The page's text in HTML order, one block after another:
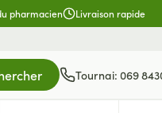
pharmacien Livraison rapide
Tournai: 069